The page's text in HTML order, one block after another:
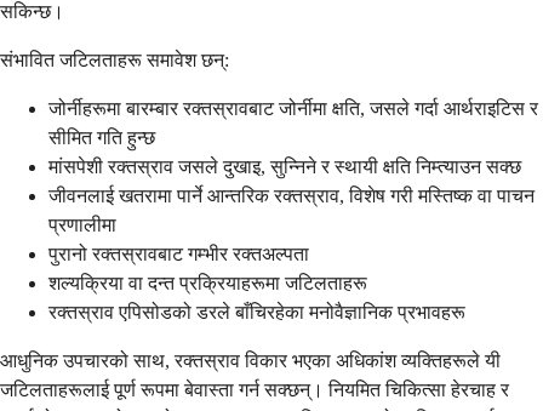
सकिन्छ।
संभावित जटिलताहरू समावेश छन्:
जोर्नीहरूमा बारम्बार रक्तस्रावबाट जोर्नीमा क्षति, जसले गर्दा आर्थराइटिस र
सीमित गति हुन्छ
मांसपेशी रक्तस्राव जसले दुखाइ, सुन्निने र स्थायी क्षति निम्त्याउन सक्छ
जीवनलाई खतरामा पार्ने आन्तरिक रक्तस्राव, विशेष गरी मस्तिष्क वा पाचन
प्रणालीमा
पुरानो रक्तस्रावबाट गम्भीर रक्तअल्पता
शल्यक्रिया वा दन्त प्रक्रियाहरूमा जटिलताहरू
रक्तस्राव एपिसोडको डरले बाँचिरहेका मनोवैज्ञानिक प्रभावहरू
आधुनिक उपचारको साथ, रक्तस्राव विकार भएका अधिकांश व्यक्तिहरूले यी
जटिलताहरूलाई पूर्ण रूपमा बेवास्ता गर्न सक्छन्। नियमित चिकित्सा हेरचाह र